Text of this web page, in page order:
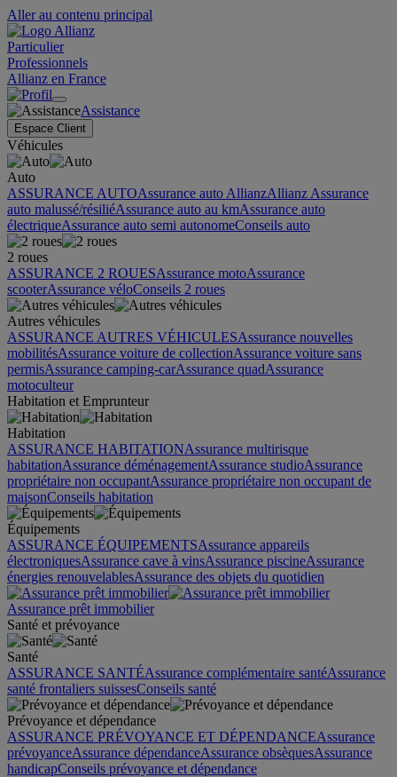
Aller au contenu principal
Particulier
Professionnels
Allianz en France
Assistance
Espace Client
Véhicules
Auto
ASSURANCE AUTOAssurance auto AllianzAllianz Assurance
auto malussé/résiliéAssurance auto au kmAssurance auto
électriqueAssurance auto semi autonomeConseils auto
2 roues
ASSURANCE 2 ROUESAssurance motoAssurance
scooterAssurance véloConseils 2 roues
Autres véhicules
ASSURANCE AUTRES VÉHICULESAssurance nouvelles
mobilitésAssurance voiture de collectionAssurance voiture sans
permisAssurance camping-carAssurance quadAssurance
motoculteur
Habitation et Emprunteur
Habitation
ASSURANCE HABITATIONAssurance multirisque
habitationAssurance déménagementAssurance studioAssurance
propriétaire non occupantAssurance propriétaire non occupant de
maisonConseils habitation
Équipements
ASSURANCE ÉQUIPEMENTSAssurance appareils
électroniquesAssurance cave à vinsAssurance piscineAssurance
énergies renouvelablesAssurance des objets du quotidien
Assurance prêt immobilier
Santé et prévoyance
Santé
ASSURANCE SANTÉAssurance complémentaire santéAssurance
santé frontaliers suissesConseils santé
Prévoyance et dépendance
ASSURANCE PRÉVOYANCE ET DÉPENDANCEAssurance
prévoyanceAssurance dépendanceAssurance obsèquesAssurance
handicapConseils prévoyance et dépendance